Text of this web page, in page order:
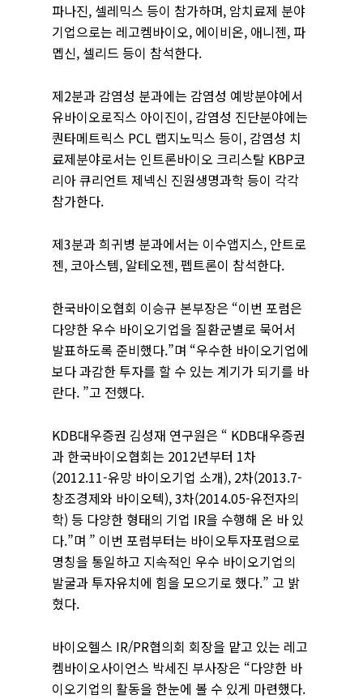
파나진, 셀레믹스 등이 참가하며, 암치료제 분야
기업으로는 레고켐바이오, 에이비온, 애니젠, 파
멥신, 셀리드 등이 참석한다.
제2분과 감염성 분과에는 감염성 예방분야에서
유바이오로직스 아이진이, 감염성 진단분야에는
퀀타메트릭스 PCL 랩지노믹스 등이, 감염성 치
료제분야로서는 인트론바이오 크리스탈 KBP코
리아 큐리언트 제넥신 진원생명과학 등이 각각
참가한다.
제3분과 희귀병 분과에서는 이수앱지스, 안트로
젠, 코아스템, 알테오젠, 펩트론이 참석한다.
한국바이오협회 이승규 본부장은 “이번 포럼은
다양한 우수 바이오기업을 질환군별로 묵어서
발표하도록 준비했다.”며 “우수한 바이오기업에
보다 과감한 투자를 할 수 있는 계기가 되기를 바
란다. ”고 전했다.
KDB대우증권 김성재 연구원은 “ KDB대우증권
과 한국바이오협회는 2012년부터 1차
(2012.11-유망 바이오기업 소개), 2차(2013.7-
창조경제와 바이오텍), 3차(2014.05-유전자의
학) 등 다양한 형태의 기업 IR을 수행해 온 바 있
다.”며 ” 이번 포럼부터는 바이오투자포럼으로
명칭을 통일하고 지속적인 우수 바이오기업의
발굴과 투자유치에 힘을 모으기로 했다.” 고 밝
혔다.
바이오헬스 IR/PR협의회 회장을 맡고 있는 레고
켐바이오사이언스 박세진 부사장은 “다양한 바
이오기업의 활동을 한눈에 볼 수 있게 마련했다.